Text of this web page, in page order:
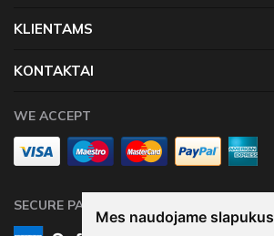
Mes naudojame slapukus
KLIENTAMS
KONTAKTAI
WE ACCEPT
SECURE PAYMENTS